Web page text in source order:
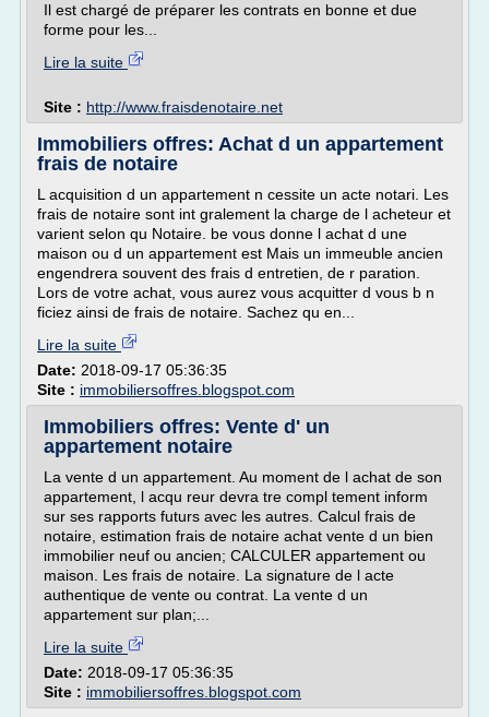
Il est chargé de préparer les contrats en bonne et due
forme pour les...
Lire la suite
Site : http://www.fraisdenotaire.net
Immobiliers offres: Achat d un appartement
frais de notaire
L acquisition d un appartement n cessite un acte notari. Les
frais de notaire sont int gralement la charge de l acheteur et
varient selon qu Notaire. be vous donne l achat d une
maison ou d un appartement est Mais un immeuble ancien
engendrera souvent des frais d entretien, de r paration.
Lors de votre achat, vous aurez vous acquitter d vous b n
ficiez ainsi de frais de notaire. Sachez qu en...
Lire la suite
Date: 2018-09-17 05:36:35
Site : immobiliersoffres.blogspot.com
Immobiliers offres: Vente d' un
appartement notaire
La vente d un appartement. Au moment de l achat de son
appartement, l acqu reur devra tre compl tement inform
sur ses rapports futurs avec les autres. Calcul frais de
notaire, estimation frais de notaire achat vente d un bien
immobilier neuf ou ancien; CALCULER appartement ou
maison. Les frais de notaire. La signature de l acte
authentique de vente ou contrat. La vente d un
appartement sur plan;...
Lire la suite
Date: 2018-09-17 05:36:35
Site : immobiliersoffres.blogspot.com